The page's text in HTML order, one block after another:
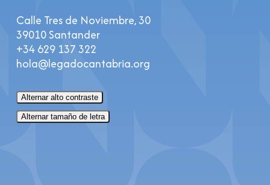
Calle Tres de Noviembre, 30
39010 Santander
+34 629 137 322
hola@legadocantabria.org
Alternar alto contraste
Alternar tamaño de letra